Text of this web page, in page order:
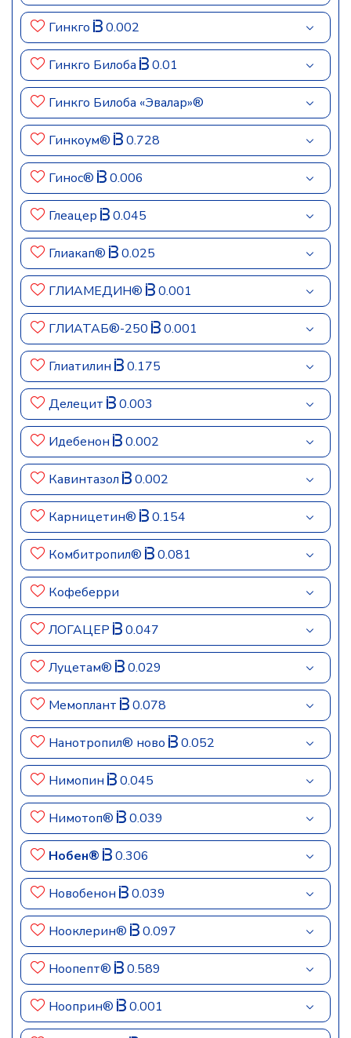
Гинкго 0.002
Гинкго Билоба 0.01
Гинкго Билоба «Эвалар»®
Гинкоум® 0.728
Гинос® 0.006
Глеацер 0.045
Глиакап® 0.025
ГЛИАМЕДИН® 0.001
ГЛИАТАБ®-250 0.001
Глиатилин 0.175
Делецит 0.003
Идебенон 0.002
Кавинтазол 0.002
Карницетин® 0.154
Комбитропил® 0.081
Кофеберри
ЛОГАЦЕР 0.047
Луцетам® 0.029
Мемоплант 0.078
Нанотропил® ново 0.052
Нимопин 0.045
Нимотоп® 0.039
Нобен® 0.306
Новобенон 0.039
Нооклерин® 0.097
Ноопепт® 0.589
Нооприн® 0.001